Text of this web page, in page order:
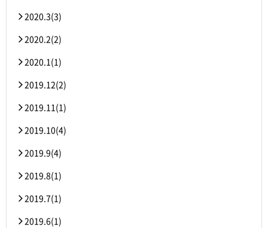
2020.3(3)
2020.2(2)
2020.1(1)
2019.12(2)
2019.11(1)
2019.10(4)
2019.9(4)
2019.8(1)
2019.7(1)
2019.6(1)